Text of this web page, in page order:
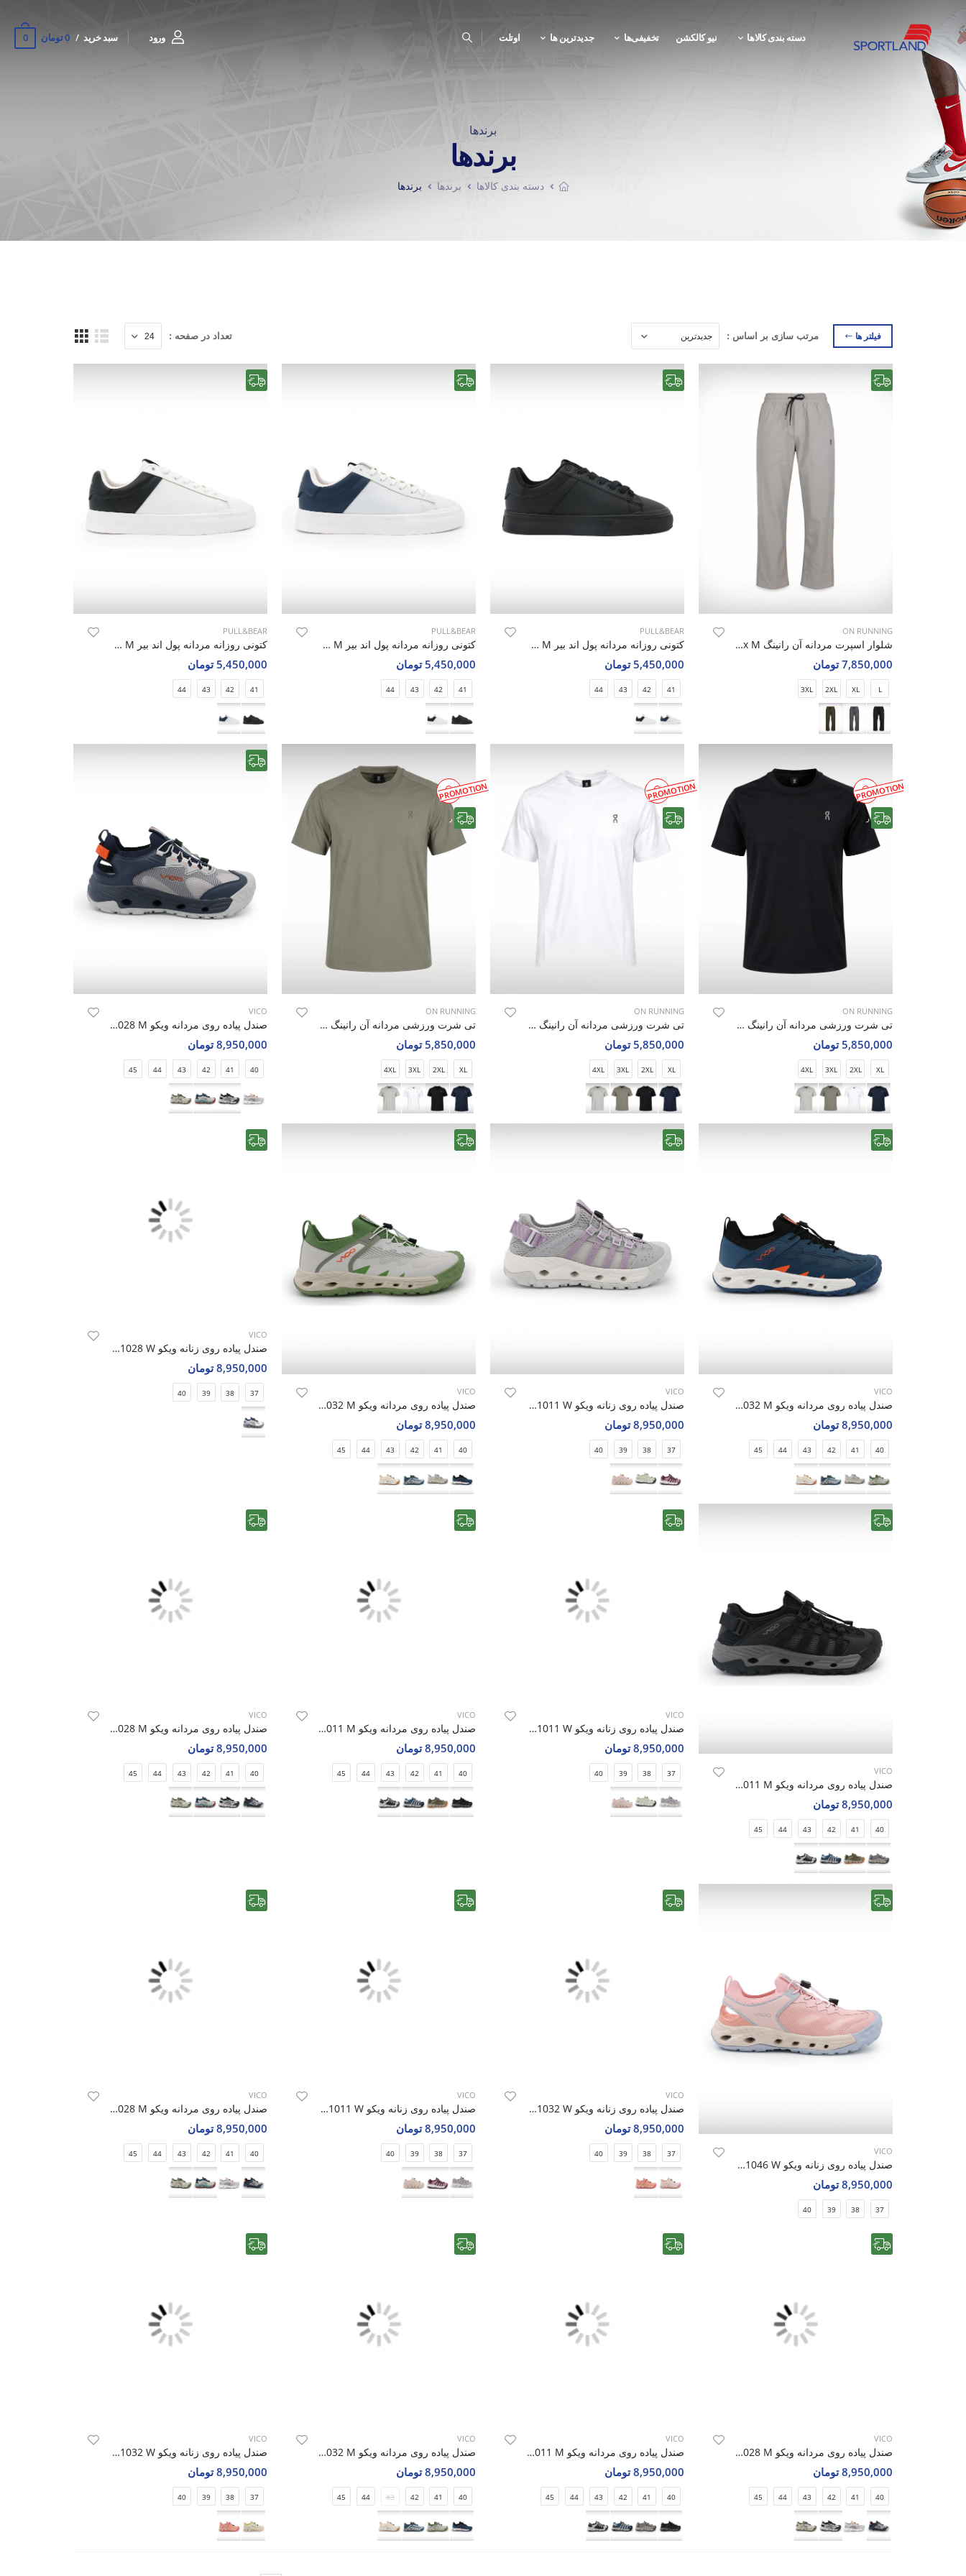
دسته بندی کالاها نیو کالکشن تخفیفی‌ها جدیدترین ها اوتلت ورود سبد خرید 0 تومان 0
برندها
برندها
دسته بندی کالاها برندها برندها
فیلتر ها مرتب سازی بر اساس : تعداد در صفحه :
ON RUNNING
شلوار اسپرت مردانه آن رانینگ Easy Flex M
7,850,000 تومان
L
XL
2XL
3XL
PULL&BEAR
کتونی روزانه مردانه پول اند بیر Urban Step M
5,450,000 تومان
41
42
43
44
PULL&BEAR
کتونی روزانه مردانه پول اند بیر Urban Step M
5,450,000 تومان
41
42
43
44
PULL&BEAR
کتونی روزانه مردانه پول اند بیر Urban Step M
5,450,000 تومان
41
42
43
44
PROMOTION
رایگان
ON RUNNING
تی شرت ورزشی مردانه آن رانینگ Blaze Fit M
5,850,000 تومان
XL
2XL
3XL
4XL
PROMOTION
ON RUNNING
تی شرت ورزشی مردانه آن رانینگ Blaze Fit M
5,850,000 تومان
XL
2XL
3XL
4XL
PROMOTION
رایگان
ON RUNNING
تی شرت ورزشی مردانه آن رانینگ Blaze Fit M
5,850,000 تومان
XL
2XL
3XL
4XL
VICO
صندل پیاده روی مردانه ویکو Vico R1028 M
8,950,000 تومان
40
41
42
43
44
45
VICO
صندل پیاده روی مردانه ویکو Vico R1032 M
8,950,000 تومان
40
41
42
43
44
45
VICO
صندل پیاده روی زنانه ویکو Vico R1011 W
8,950,000 تومان
37
38
39
40
VICO
صندل پیاده روی مردانه ویکو Vico R1032 M
8,950,000 تومان
40
41
42
43
44
45
VICO
8,950,000 تومان
VICO
صندل پیاده روی مردانه ویکو Vico R1011 M
8,950,000 تومان
40
41
42
43
44
45
VICO
صندل پیاده روی زنانه ویکو Vico R1011 W
8,950,000 تومان
37
38
39
40
VICO
صندل پیاده روی مردانه ویکو Vico R1011 M
8,950,000 تومان
40
41
42
43
44
45
VICO
صندل پیاده روی مردانه ویکو Vico R1028 M
8,950,000 تومان
40
41
42
43
44
45
VICO
صندل پیاده روی زنانه ویکو Vico R1046 W
8,950,000 تومان
37
38
39
40
VICO
صندل پیاده روی زنانه ویکو Vico R1032 W
8,950,000 تومان
37
38
39
40
VICO
صندل پیاده روی زنانه ویکو Vico R1011 W
8,950,000 تومان
37
38
39
40
VICO
صندل پیاده روی مردانه ویکو Vico R1028 M
8,950,000 تومان
40
41
42
43
44
45
VICO
صندل پیاده روی مردانه ویکو Vico R1028 M
8,950,000 تومان
40
41
42
43
44
45
VICO
صندل پیاده روی مردانه ویکو Vico R1011 M
8,950,000 تومان
40
41
42
43
44
45
VICO
صندل پیاده روی مردانه ویکو Vico R1032 M
8,950,000 تومان
40
41
42
43
44
45
VICO
صندل پیاده روی زنانه ویکو Vico R1032 W
8,950,000 تومان
37
38
39
40